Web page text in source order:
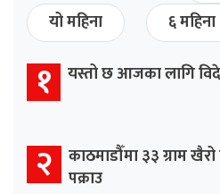
यो महिना
६ महिना
१ यस्तो छ आजका लागि
२ काठमाडौँमा ३३ ग्राम
पक्राउ